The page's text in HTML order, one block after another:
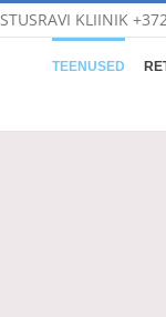
KLIINIK
TEENUSED